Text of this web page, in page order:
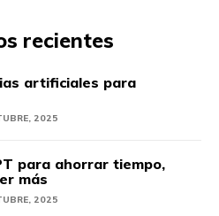
recientes
artificiales para
2025
para ahorrar tiempo,
más
2025